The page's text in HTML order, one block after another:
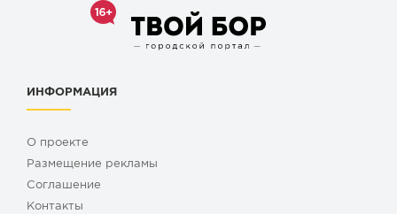
ИНФОРМАЦИЯ
О проекте
Размещение рекламы
Cоглашение
Контакты